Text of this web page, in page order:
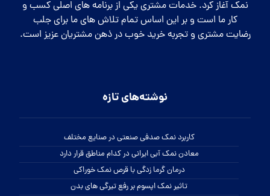
نمک آغاز کرد. خدمات مشتری یکی از برنامه های اصلی کسب و
کار ما است و بر این اساس تمام تلاش های ما برای جلب
رضایت مشتری و تجربه خرید خوب در ذهن مشتریان عزیز است.
نوشته‌های تازه
کاربرد نمک صدفی صنعتی در صنایع مختلف
معادن نمک آبی ایرانی در کدام مناطق قرار دارد
درمان گرما زدگی با قرص نمک خوراکی
تاثیر نمک اپسوم بر رفع تیرگی های بدن